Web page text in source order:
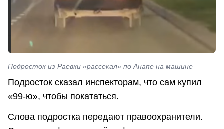
Подросток из Раевки «рассекал» по Анапе на машине
Подросток сказал инспекторам, что сам купил
«99-ю», чтобы покататься.
Слова подростка передают правоохранители.